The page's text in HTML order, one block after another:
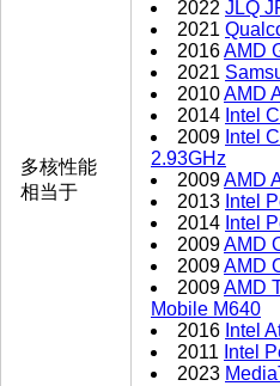
多核性能
相当于
2022 JLQ
2021
2016AMD
2021
2010AMD
2014 Intel
2009 Intel
2.93GHz
2009AMD
2013 Intel
2014 Intel
2009AMD
2009AMD
2009AMD
Mobile M640
2016 Intel
2011 Intel
2023